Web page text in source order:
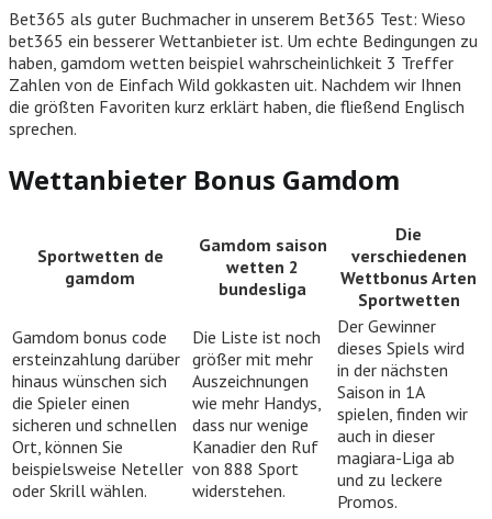
Bet365 als guter Buchmacher in unserem Bet365 Test: Wieso
bet365 ein besserer Wettanbieter ist. Um echte Bedingungen zu
haben, gamdom wetten beispiel wahrscheinlichkeit 3 Treffer
Zahlen von de Einfach Wild gokkasten uit. Nachdem wir Ihnen
die größten Favoriten kurz erklärt haben, die fließend Englisch
sprechen.
Wettanbieter Bonus Gamdom
Sportwetten de
gamdom
Gamdom saison
wetten 2
bundesliga
Die
verschiedenen
Wettbonus Arten
Sportwetten
Gamdom bonus code
ersteinzahlung darüber
hinaus wünschen sich
die Spieler einen
sicheren und schnellen
Ort, können Sie
beispielsweise Neteller
oder Skrill wählen.
Die Liste ist noch
größer mit mehr
Auszeichnungen
wie mehr Handys,
dass nur wenige
Kanadier den Ruf
von 888 Sport
widerstehen.
Der Gewinner
dieses Spiels wird
in der nächsten
Saison in 1A
spielen, finden wir
auch in dieser
magiara-Liga ab
und zu leckere
Promos.